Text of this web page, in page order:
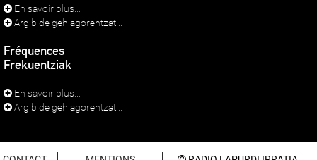
En savoir plus...
Argibide gehiagorentzat...
Fréquences
Frekuentziak
En savoir plus...
Argibide gehiagorentzat...